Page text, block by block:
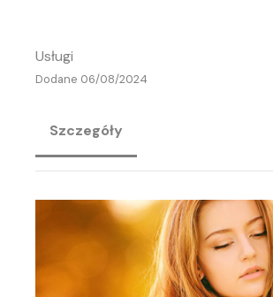
Usługi
Dodane 06/08/2024
Szczegóły